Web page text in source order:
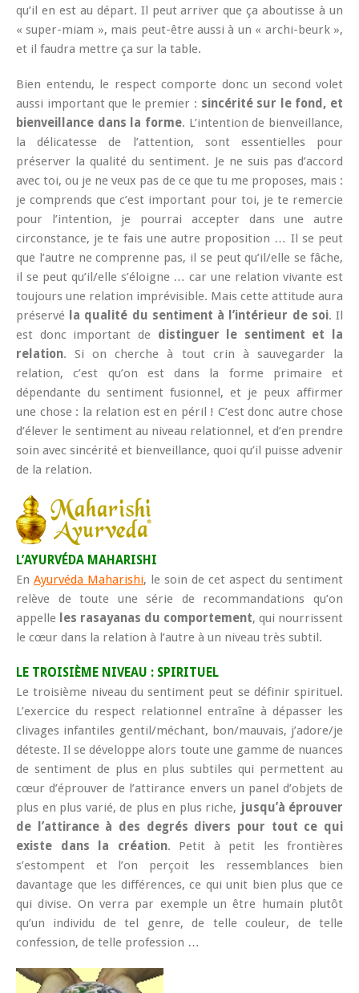
qu’il en est au départ. Il peut arriver que ça aboutisse à un
« super-miam », mais peut-être aussi à un « archi-beurk »,
et il faudra mettre ça sur la table.
Bien entendu, le respect comporte donc un second volet
aussi important que le premier : sincérité sur le fond, et
bienveillance dans la forme. L’intention de bienveillance,
la délicatesse de l’attention, sont essentielles pour
préserver la qualité du sentiment. Je ne suis pas d’accord
avec toi, ou je ne veux pas de ce que tu me proposes, mais :
je comprends que c’est important pour toi, je te remercie
pour l’intention, je pourrai accepter dans une autre
circonstance, je te fais une autre proposition … Il se peut
que l’autre ne comprenne pas, il se peut qu’il/elle se fâche,
il se peut qu’il/elle s’éloigne … car une relation vivante est
toujours une relation imprévisible. Mais cette attitude aura
préservé
la qualité du sentiment à l’intérieur de soi. Il
est donc important de distinguer le sentiment et la
relation. Si on cherche à tout crin à sauvegarder la
relation, c’est qu’on est dans la forme primaire et
dépendante du sentiment fusionnel, et je peux affirmer
une chose : la relation est en péril ! C’est donc autre chose
d’élever le sentiment au niveau relationnel, et d’en prendre
soin avec sincérité et bienveillance, quoi qu’il puisse advenir
de la relation.
L’AYURVÉDA MAHARISHI
En Ayurvéda Maharishi, le soin de cet aspect du sentiment
relève de toute une série de recommandations qu’on
appelle les rasayanas du comportement, qui nourrissent
le cœur dans la relation à l’autre à un niveau très subtil.
LE TROISIÈME NIVEAU : SPIRITUEL
Le troisième niveau du sentiment peut se définir spirituel.
L’exercice du respect relationnel entraîne à dépasser les
clivages infantiles gentil/méchant, bon/mauvais, j’adore/je
déteste. Il se développe alors toute une gamme de nuances
de sentiment de plus en plus subtiles qui permettent au
cœur d’éprouver de l’attirance envers un panel d’objets de
plus en plus varié, de plus en plus riche, jusqu’à éprouver
de l’attirance à des degrés divers pour tout ce qui
existe dans la création. Petit à petit les frontières
s’estompent et l’on perçoit les ressemblances bien
davantage que les différences, ce qui unit bien plus que ce
qui divise. On verra par exemple un être humain plutôt
qu’un individu de tel genre, de telle couleur, de telle
confession, de telle profession …